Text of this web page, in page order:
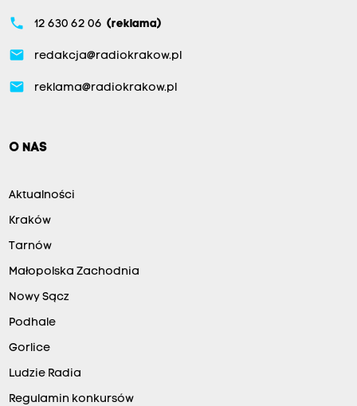
phone 12 630 62 06 (reklama)
email redakcja@radiokrakow.pl
email reklama@radiokrakow.pl
O NAS
Aktualności
Kraków
Tarnów
Małopolska Zachodnia
Nowy Sącz
Podhale
Gorlice
Ludzie Radia
Regulamin konkursów